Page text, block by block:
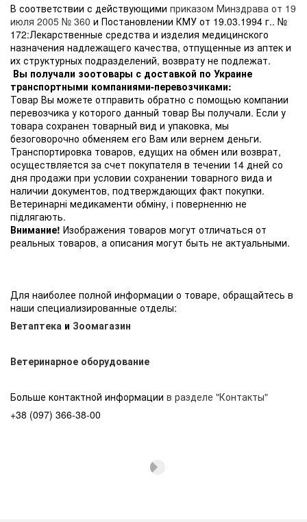
В соответствии с действующими приказом Минздрава от 19
июля 2005 № 360 и Постановлении КМУ от 19.03.1994 г.. №
172:Лекарственные средства и изделия медицинского
назначения надлежащего качества, отпущенные из аптек и
их структурных подразделений, возврату не подлежат.
Вы получали зоотовары с доставкой по Украине
транспортными компаниями-перевозчиками:
Товар Вы можете отправить обратно с помощью компании
перевозчика у которого данный товар Вы получали. Если у
товара сохранен товарный вид и упаковка, мы
безоговорочно обменяем его Вам или вернем деньги.
Транспортировка товаров, едущих на обмен или возврат,
осуществляется за счет покупателя в течении 14 дней со
дня продажи при условии сохранении товарного вида и
наличии документов, подтверждающих факт покупки.
Ветеринарні медикаменти обміну, і поверненню не
підлягають.
Внимание! Изображения товаров могут отличаться от
реальных товаров, а описания могут быть не актуальными.
Для наиболее полной информации о товаре, обращайтесь в
наши специализированные отделы:
Ветаптека и Зоомагазин
Ветеринарное оборудование
Больше контактной информации в разделе "Контакты"
+38 (097) 366-38-00